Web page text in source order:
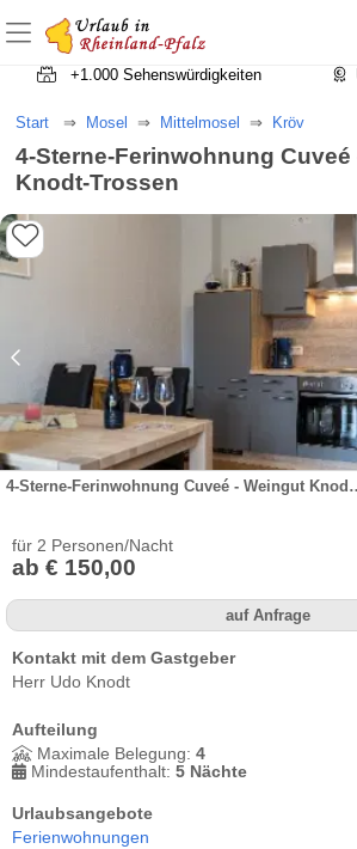
+1.500 Unterkünfte in
+1.000 Sehenswürdigkeiten
Start Mosel Mittelmosel Kröv
4-Sterne-Ferinwohnung Cuveé
Knodt-Trossen
4-Sterne-
für 2 Personen/Nacht
ab € 150,00
auf Anfrage
Kontakt mit dem Gastgeber
Herr Udo Knodt
Aufteilung
Maximale Belegung: 4
Mindestaufenthalt: 5 Nächte
Urlaubsangebote
Ferienwohnungen